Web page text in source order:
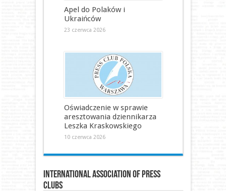
Apel do Polaków i
Ukraińców
23 czerwca 2026
Oświadczenie w sprawie
aresztowania dziennikarza
Leszka Kraskowskiego
10 czerwca 2026
International Association of Press
Clubs